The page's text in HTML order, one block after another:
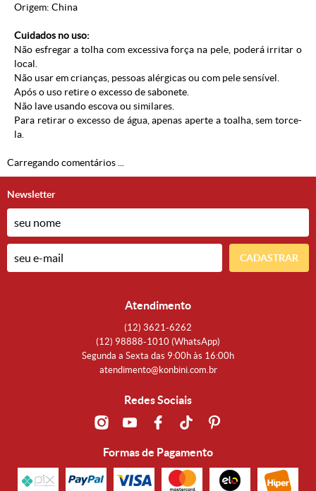
Origem: China
Cuidados no uso:
Não esfregar a tolha com excessiva força na pele, poderá irritar o
local.
Não usar em crianças, pessoas alérgicas ou com pele sensível.
Após o uso retire o excesso de sabonete.
Não lave usando escova ou similares.
Para retirar o excesso de água, apenas aperte a toalha, sem torce-
la.
Carregando comentários ...
Newsletter
CADASTRAR
Atendimento
(12) 3621-6262
(12) 98888-1010 (WhatsApp)
Segunda a Sexta das 9:00h às 16:00h
atendimento@konbini.com.br
Redes Sociais
Formas de Pagamento